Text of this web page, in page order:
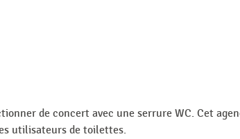
de concert avec une serrure WC. Cet
utilisateurs de toilettes.